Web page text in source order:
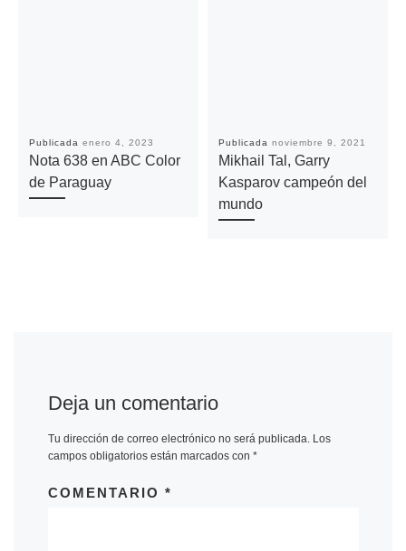
Publicada enero 4, 2023
Nota 638 en ABC Color
de Paraguay
Publicada noviembre 9, 2021
Mikhail Tal, Garry
Kasparov campeón del
mundo
Deja un comentario
Tu dirección de correo electrónico no será publicada. Los
campos obligatorios están marcados con *
COMENTARIO *